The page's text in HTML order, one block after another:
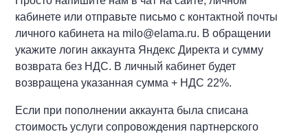
кабинете или отправьте письмо с контактной почты
личного кабинета на milo@elama.ru. В обращении
укажите логин аккаунта Яндекс Директа и сумму
возврата без НДС. В личный кабинет будет
возвращена указанная сумма + НДС 22%.
Если при пополнении аккаунта была списана
стоимость услуги сопровождения партнерского